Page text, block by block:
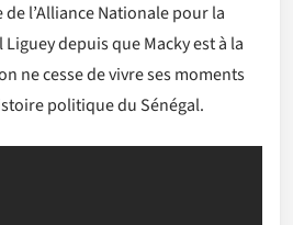
l’Alliance Nationale pour la
depuis que Macky est à la
ne cesse de vivre ses moments
politique du Sénégal.